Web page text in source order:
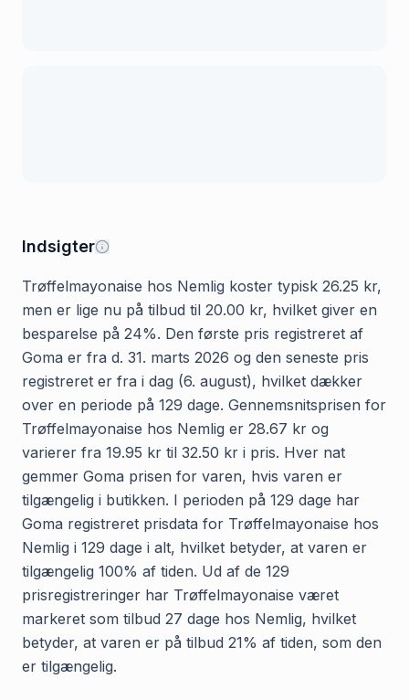
Indsigter
Trøffelmayonaise hos Nemlig koster typisk 26.25 kr,
men er lige nu på tilbud til 20.00 kr, hvilket giver en
besparelse på 24%. Den første pris registreret af
Goma er fra d. 31. marts 2026 og den seneste pris
registreret er fra i dag (6. august), hvilket dækker
over en periode på 129 dage. Gennemsnitsprisen for
Trøffelmayonaise hos Nemlig er 28.67 kr og
varierer fra 19.95 kr til 32.50 kr i pris. Hver nat
gemmer Goma prisen for varen, hvis varen er
tilgængelig i butikken. I perioden på 129 dage har
Goma registreret prisdata for Trøffelmayonaise hos
Nemlig i 129 dage i alt, hvilket betyder, at varen er
tilgængelig 100% af tiden. Ud af de 129
prisregistreringer har Trøffelmayonaise været
markeret som tilbud 27 dage hos Nemlig, hvilket
betyder, at varen er på tilbud 21% af tiden, som den
er tilgængelig.